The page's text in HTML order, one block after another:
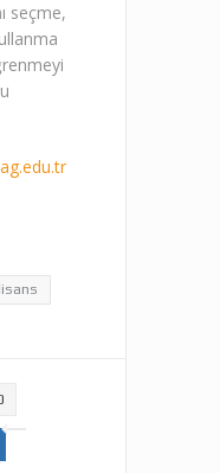
seçme,